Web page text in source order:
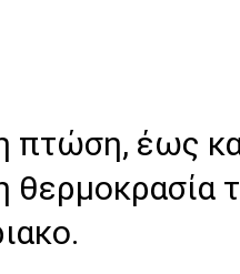
πτώση, έως
θερμοκρασία